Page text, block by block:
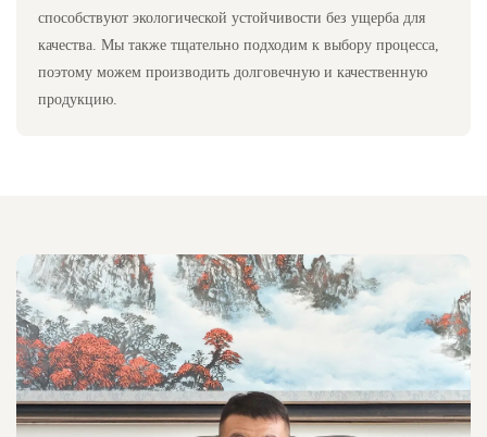
способствуют экологической устойчивости без ущерба для
качества. Мы также тщательно подходим к выбору процесса,
поэтому можем производить долговечную и качественную
продукцию.